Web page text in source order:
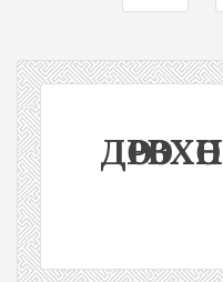
ДӨРӨВХӨН